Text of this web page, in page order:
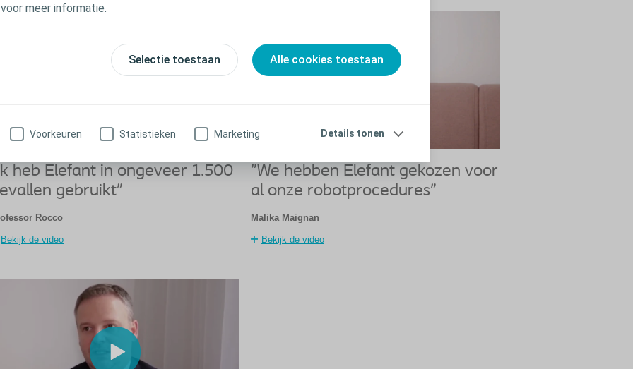
meer informatie.
Selectie toestaan Alle cookies toestaan
Voorkeuren Statistieken Marketing Details tonen
heb Elefant in ongeveer 1.500
gebruikt"
Rocco
Bekijk de video
"We hebben Elefant gekozen voor
al onze robotprocedures"
Malika Maignan
Bekijk de video